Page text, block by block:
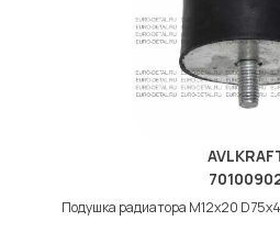
Подушка радиатора M12x20